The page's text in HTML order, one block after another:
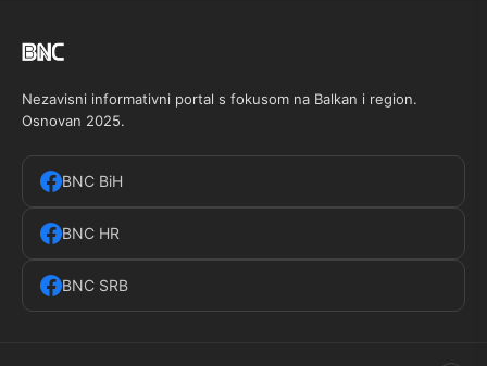
Nezavisni informativni portal s fokusom na Balkan i region.
Osnovan 2025.
BNC BiH
BNC HR
BNC SRB